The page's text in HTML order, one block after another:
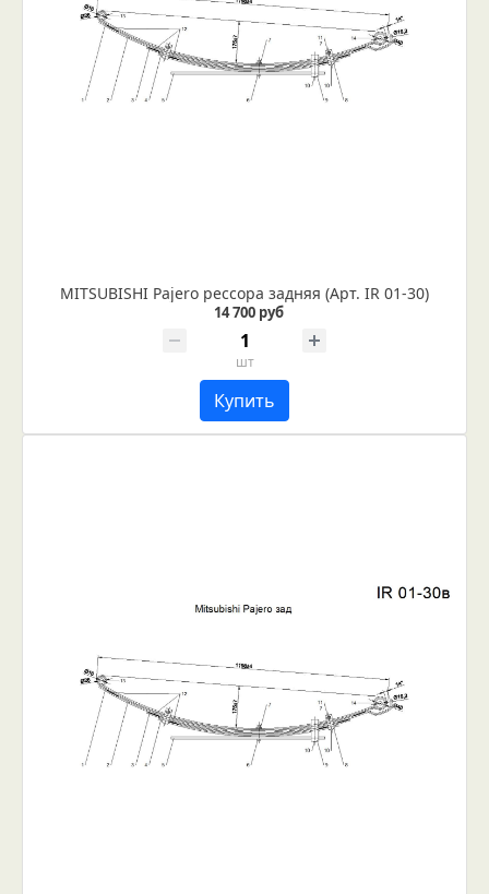
MITSUBISHI Pajero рессора задняя (Арт. IR 01-30)
14 700 руб
шт
Купить